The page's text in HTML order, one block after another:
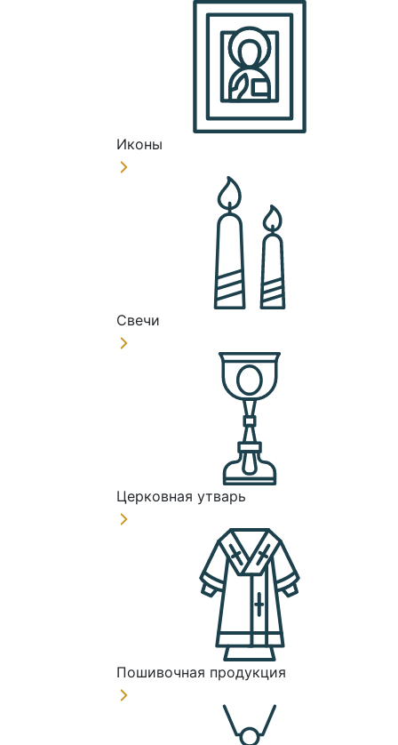
Иконы
Свечи
Церковная утварь
Пошивочная продукция